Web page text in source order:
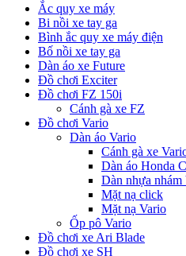
Ắc quy xe máy
Bi nồi xe tay ga
Bình ắc quy xe máy điện
Bố nồi xe tay ga
Dàn áo xe Future
Đồ chơi Exciter
Đồ chơi FZ 150i
Cánh gà xe FZ
Đồ chơi Vario
Dàn áo Vario
Cánh gà xe
Dàn áo Honda
Dàn nhựa nhám
Mặt nạ click
Mặt nạ Vario
Ốp pô Vario
Đồ chơi xe Ari Blade
Đồ chơi xe SH